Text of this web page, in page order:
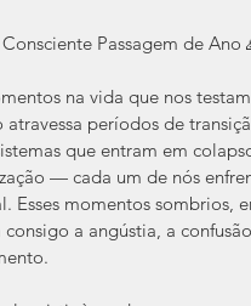
Passagem de Ano
na vida que nos
atravessa períodos de
que entram em
— cada um de nós
Esses momentos sombrios,
consigo a angústia, a